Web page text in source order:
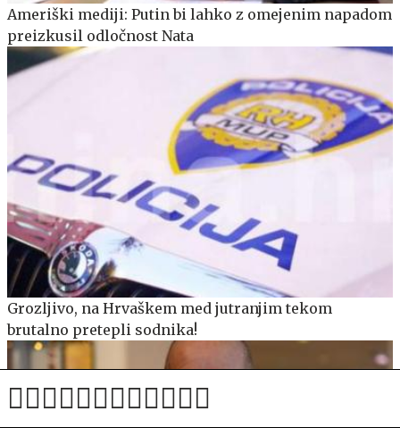
Ameriški mediji: Putin bi lahko z omejenim napadom
preizkusil odločnost Nata
Grozljivo, na Hrvaškem med jutranjim tekom
brutalno pretepli sodnika!